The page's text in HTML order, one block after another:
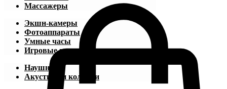
Массажеры
Экшн-камеры
Фотоаппараты
Умные часы
Игровые приставки
Наушники
Акустика и колонки